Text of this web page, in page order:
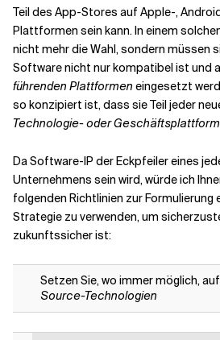
Teil des App-Stores auf Apple-,
Plattformen sein kann. In einem
nicht mehr die Wahl, sondern müssen
Software nicht nur kompatibel ist und
führenden Plattformen eingesetzt
so konzipiert ist, dass sie Teil jeder
Technologie- oder Geschäftsplattform
Da Software-IP der Eckpfeiler eines
Unternehmens sein wird, würde ich
folgenden Richtlinien zur Formulierung
Strategie zu verwenden, um
zukunftssicher ist:
Setzen Sie, wo immer möglich,
Source-Technologien